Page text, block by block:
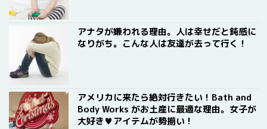
アナタが嫌われる理由。人は幸せだと鈍感に
なりがち。こんな人は友達が去って行く！
アメリカに来たら絶対行きたい！Bath and
Body Works がお土産に最適な理由。女子が
大好き♥アイテムが勢揃い！